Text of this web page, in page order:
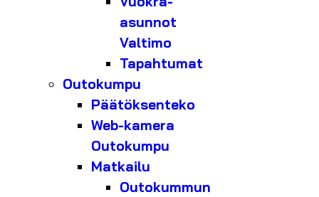
asunnot
Valtimo
Tapahtumat
Outokumpu
Päätöksenteko
Web-kamera
Outokumpu
Matkailu
Outokummun